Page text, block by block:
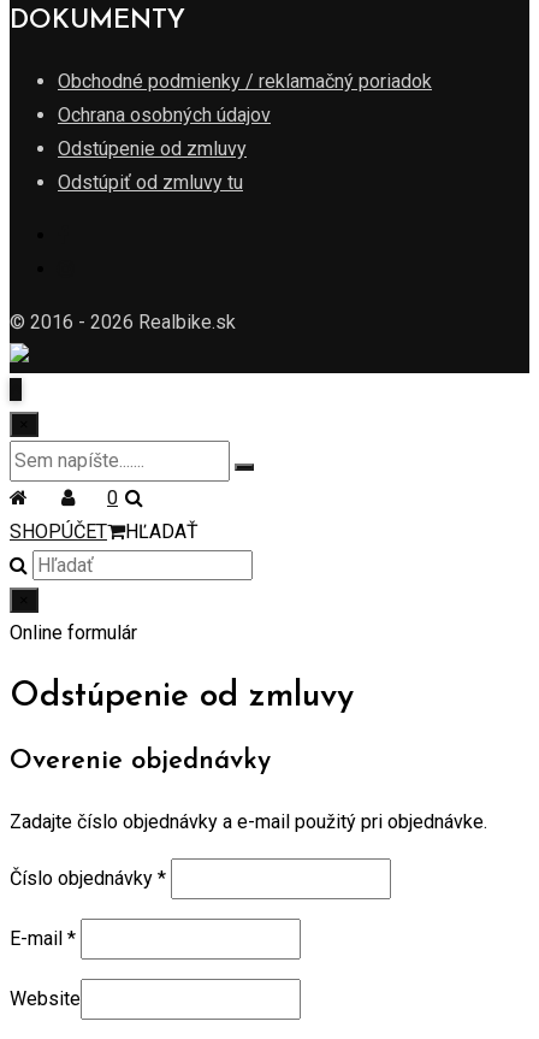
DOKUMENTY
Obchodné podmienky / reklamačný poriadok
Ochrana osobných údajov
Odstúpenie od zmluvy
Odstúpiť od zmluvy tu
© 2016 - 2026 Realbike.sk
SHOPÚČET
0
HĽADAŤ
Online formulár
Odstúpenie od zmluvy
Overenie objednávky
Zadajte číslo objednávky a e-mail použitý pri objednávke.
Číslo objednávky *
E-mail *
Website